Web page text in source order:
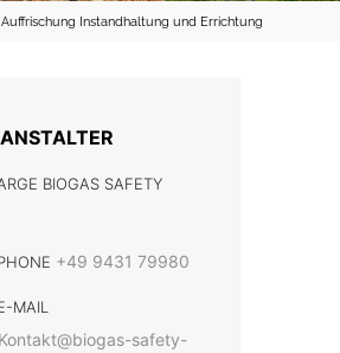
Auffrischung Instandhaltung und Errichtung
BIOGAS SAFETY
+49 9431 79980
MAIL
Kontakt@biogas-safety-